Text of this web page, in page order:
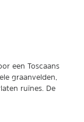
een Toscaans
graanvelden,
ruïnes. De